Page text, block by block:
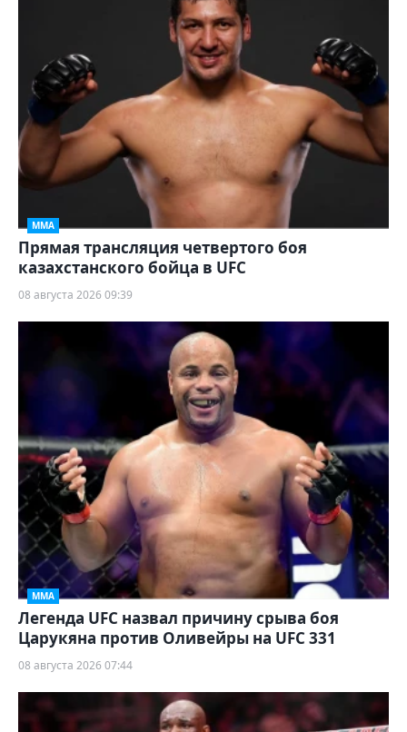
ММА
Прямая трансляция четвертого боя
казахстанского бойца в UFC
08 августа 2026 09:39
ММА
Легенда UFC назвал причину срыва боя
Царукяна против Оливейры на UFC 331
08 августа 2026 07:44